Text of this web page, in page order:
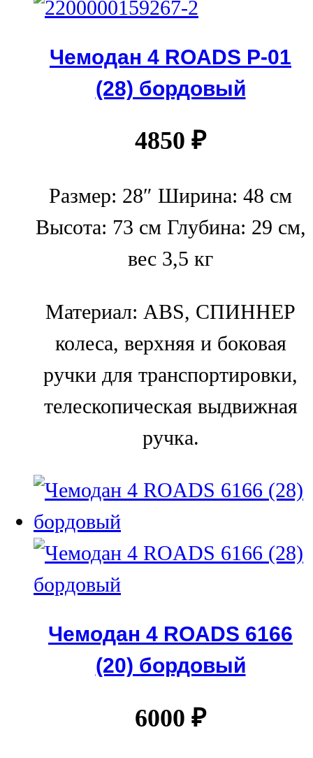
Чемодан 4 ROADS Р-01
(28) бордовый
4850 ₽
Размер: 28″ Ширина: 48 см
Высота: 73 см Глубина: 29 см,
вес 3,5 кг
Материал: ABS, СПИННЕР
колеса, верхняя и боковая
ручки для транспортировки,
телескопическая выдвижная
ручка.
Чемодан 4 ROADS 6166
(20) бордовый
6000 ₽